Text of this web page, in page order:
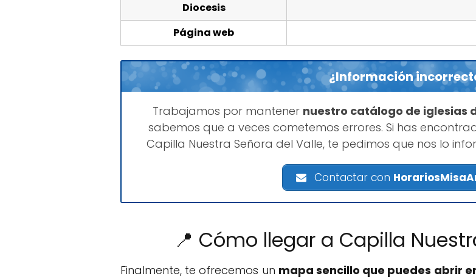
Diocesis
Página web
¿Información
Trabajamos por mantener nuestro catálogo de iglesias
sabemos que a veces cometemos errores. Si has
Capilla Nuestra Señora del Valle, te pedimos que nos lo
Contactar con
📍 Cómo llegar a Capilla
Finalmente, te ofrecemos un mapa sencillo que puedes abrir